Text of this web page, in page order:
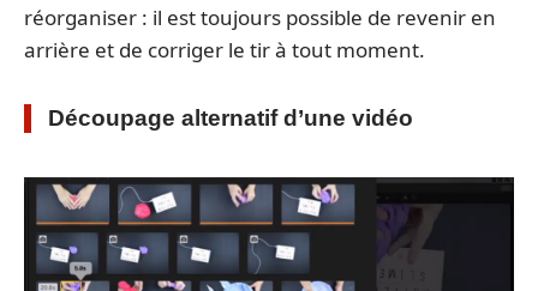
réorganiser : il est toujours possible de revenir en
arrière et de corriger le tir à tout moment.
Découpage alternatif d’une vidéo